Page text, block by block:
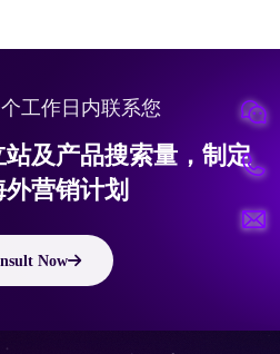
工作日内联系您
及产品搜索量，制定
营销计划
Now